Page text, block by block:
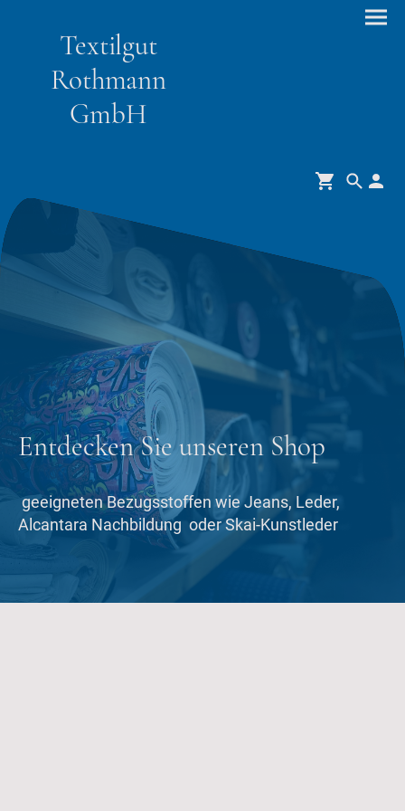
Textilgut
Rothmann
GmbH
Entdecken Sie unseren Shop
geeigneten Bezugsstoffen wie Jeans, Leder,
Alcantara Nachbildung oder Skai-Kunstleder